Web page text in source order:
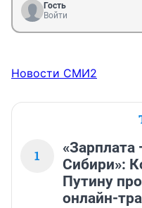
Гость
Войти
Новости СМИ2
1
Сибири»:
Путину
онлайн-